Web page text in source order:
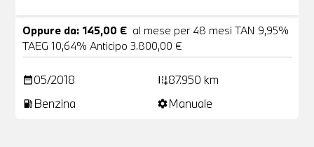
Oppure da: 145,00 € al mese per 48 mesi TAN 9,95%
TAEG 10,64% Anticipo 3.800,00 €
date_range05/2018 add_road87.950 km
local_gas_station Benzina settingsManuale